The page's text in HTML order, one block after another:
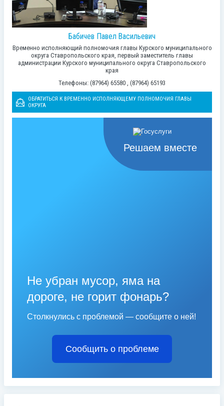
Бабичев Павел Васильевич
Временно исполняющий полномочия главы Курского муниципального
округа Ставропольского края, первый заместитель главы
администрации Курского муниципального округа Ставропольского
края
Телефоны: (87964) 65580 , (87964) 65193
ОБРАТИТЬСЯ К ВРЕМЕННО ИСПОЛНЯЮЩЕМУ ПОЛНОМОЧИЯ ГЛАВЫ
ОКРУГА
Решаем вместе
Не убран мусор, яма на
дороге, не горит фонарь?
Столкнулись с проблемой — сообщите о ней!
Сообщить о проблеме